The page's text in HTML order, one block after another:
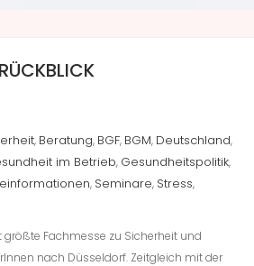
, Beratung, BGF, BGM, Deutschland,
im Betrieb, Gesundheitspolitik,
, Seminare, Stress,
größte Fachmesse zu Sicherheit und
nach Düsseldorf. Zeitgleich mit der